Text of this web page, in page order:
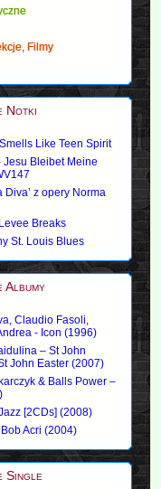
Filmy
Notki
Like Teen Spirit
Jesu Bleibet Meine
Diva’ z opery Norma
Breaks
St. Louis Blues
Albumy
Claudio Fasoli,
- Icon (1996)
– St John
John Easter (2007)
& Balls Power –
[2CDs] (2008)
Acri (2004)
Single